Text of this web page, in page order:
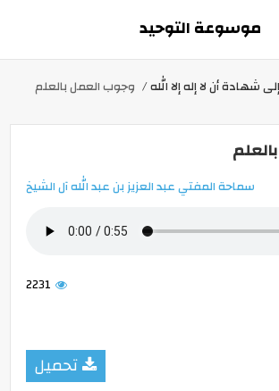
موسوعة التوحيد
شهادة أن لا إله إلا الله وجوب العمل بالعلم
سماحة المفتي عبد العزيز بن عبد الله آل الشيخ
2231
تحميل